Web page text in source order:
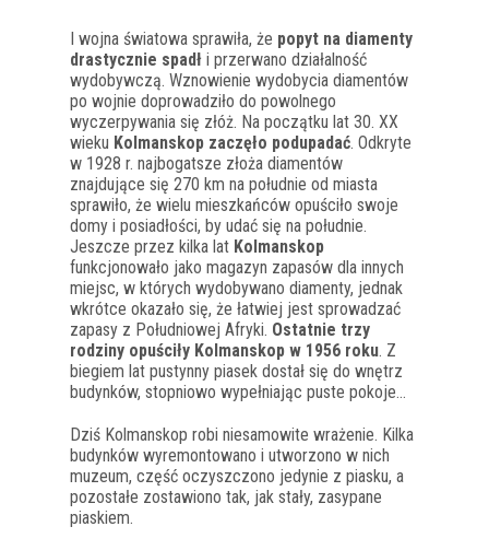
I wojna światowa sprawiła, że popyt na diamenty
drastycznie spadł i przerwano działalność
wydobywczą. Wznowienie wydobycia diamentów
po wojnie doprowadziło do powolnego
wyczerpywania się złóż. Na początku lat 30. XX
wieku Kolmanskop zaczęło podupadać. Odkryte
w 1928 r. najbogatsze złoża diamentów
znajdujące się 270 km na południe od miasta
sprawiło, że wielu mieszkańców opuściło swoje
domy i posiadłości, by udać się na południe.
Jeszcze przez kilka lat Kolmanskop
funkcjonowało jako magazyn zapasów dla innych
miejsc, w których wydobywano diamenty, jednak
wkrótce okazało się, że łatwiej jest sprowadzać
zapasy z Południowej Afryki. Ostatnie trzy
rodziny opuściły Kolmanskop w 1956 roku. Z
biegiem lat pustynny piasek dostał się do wnętrz
budynków, stopniowo wypełniając puste pokoje…
Dziś Kolmanskop robi niesamowite wrażenie. Kilka
budynków wyremontowano i utworzono w nich
muzeum, część oczyszczono jedynie z piasku, a
pozostałe zostawiono tak, jak stały, zasypane
piaskiem.